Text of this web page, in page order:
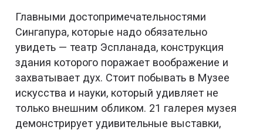
Главными достопримечательностями
Сингапура, которые надо обязательно
увидеть — театр Эспланада, конструкция
здания которого поражает воображение и
захватывает дух. Стоит побывать в Музее
искусства и науки, который удивляет не
только внешним обликом. 21 галерея музея
демонстрирует удивительные выставки,